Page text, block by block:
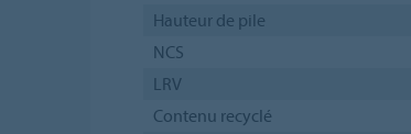
Hauteur de pile
NCS
LRV
Contenu recyclé